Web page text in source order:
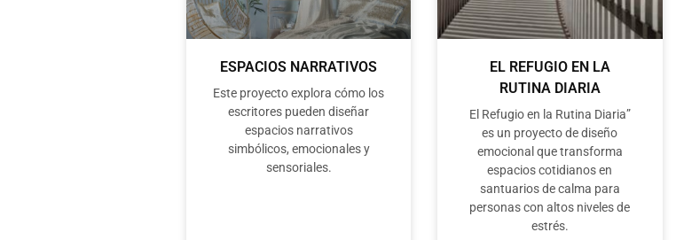
ESPACIOS NARRATIVOS
Este proyecto explora cómo los
escritores pueden diseñar
espacios narrativos
simbólicos, emocionales y
sensoriales.
EL REFUGIO EN LA
RUTINA DIARIA
El Refugio en la Rutina Diaria”
es un proyecto de diseño
emocional que transforma
espacios cotidianos en
santuarios de calma para
personas con altos niveles de
estrés.